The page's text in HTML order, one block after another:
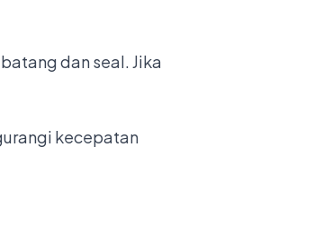
dan seal. Jika
kecepatan